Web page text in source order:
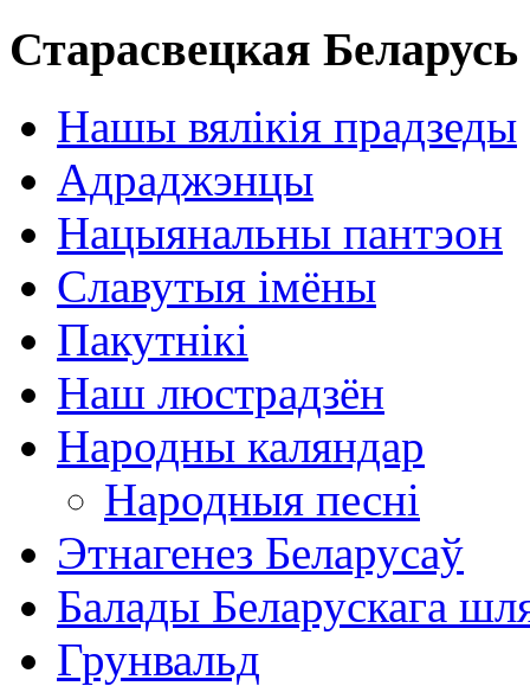
Старасвецкая Беларусь
Нашы вялікія прадзеды
Адраджэнцы
Нацыянальны пантэон
Славутыя імёны
Пакутнікі
Наш люстрадзён
Народны каляндар
Народныя песні
Этнагенез Беларусаў
Балады Беларускага
Грунвальд